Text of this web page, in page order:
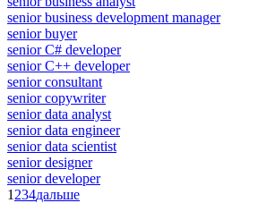
senior business development manager
senior buyer
senior C# developer
senior C++ developer
senior consultant
senior copywriter
senior data analyst
senior data engineer
senior data scientist
senior designer
senior developer
1 234дальше